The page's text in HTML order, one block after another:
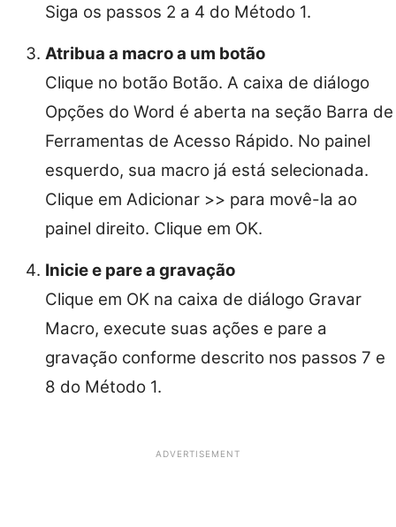
Siga os passos 2 a 4 do Método 1.
Atribua a macro a um botão
Clique no botão Botão. A caixa de diálogo
Opções do Word é aberta na seção Barra de
Ferramentas de Acesso Rápido. No painel
esquerdo, sua macro já está selecionada.
Clique em Adicionar >> para movê-la ao
painel direito. Clique em OK.
Inicie e pare a gravação
Clique em OK na caixa de diálogo Gravar
Macro, execute suas ações e pare a
gravação conforme descrito nos passos 7 e
8 do Método 1.
ADVERTISEMENT